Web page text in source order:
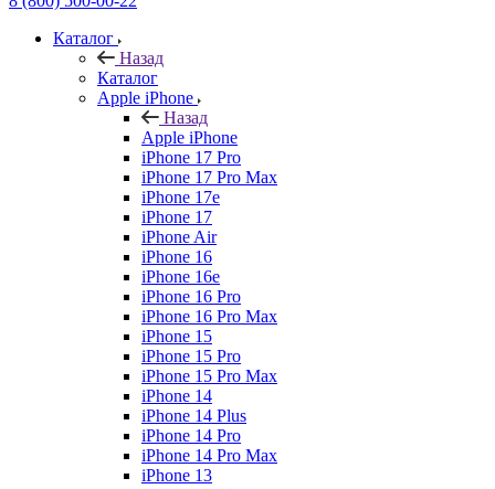
Каталог
Назад
Каталог
Apple iPhone
Назад
Apple iPhone
iPhone 17 Pro
iPhone 17 Pro Max
iPhone 17e
iPhone 17
iPhone Air
iPhone 16
iPhone 16e
iPhone 16 Pro
iPhone 16 Pro Max
iPhone 15
iPhone 15 Pro
iPhone 15 Pro Max
iPhone 14
iPhone 14 Plus
iPhone 14 Pro
iPhone 14 Pro Max
iPhone 13